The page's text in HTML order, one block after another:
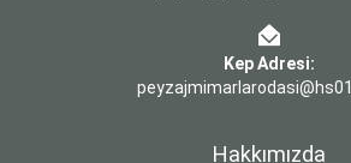
Kep Adresi:
Hakkımızda